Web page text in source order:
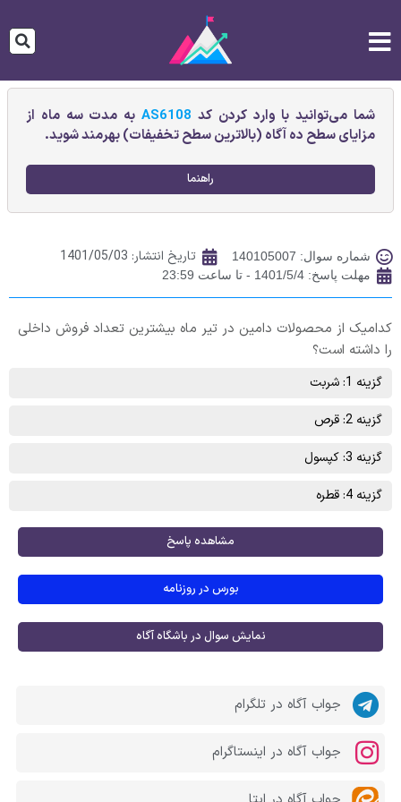
شما می‌توانید با وارد کردن کد AS6108به مدت سه ماه از
مزایای سطح ده آگاه (بالاترین سطح تخفیفات) بهرمند شوید.
راهنما
شماره سوال: 140105007 تاریخ انتشار: 1401/05/03
مهلت پاسخ: 1401/5/4 - تا ساعت 23:59
کدامیک از محصولات دامین در تیر ماه بیشترین تعداد فروش داخلی
را داشته است؟
گزینه 1: شربت
گزینه 2: قرص
گزینه 3: کپسول
گزینه 4: قطره
مشاهده پاسخ
بورس در روزنامه
نمایش سوال در باشگاه آگاه
جواب آگاه در تلگرام
جواب آگاه در اینستاگرام